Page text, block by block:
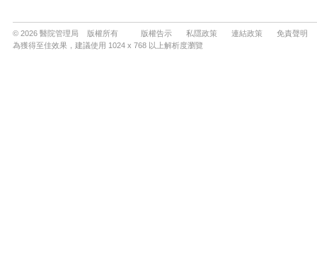
© 2026 醫院管理局 版權所有 版權告示 私隱政策 連結政策
免責聲明
為獲得至佳效果，建議使用 1024 x 768 以上解析度瀏覽